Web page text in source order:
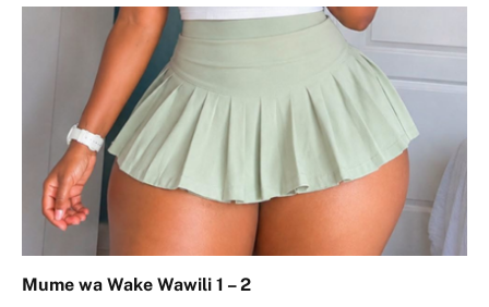
Mume wa Wake Wawili 1 – 2